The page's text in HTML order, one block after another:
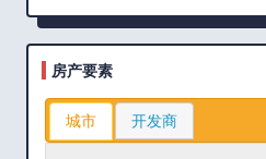
房产要素
城市 开发商